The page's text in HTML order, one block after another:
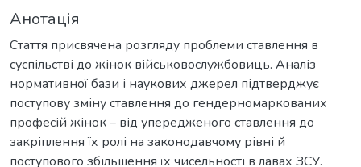
Анотація
Стаття присвячена розгляду проблеми ставлення в
суспільстві до жінок військовослужбовиць. Аналіз
нормативної бази і наукових джерел підтверджує
поступову зміну ставлення до гендерномаркованих
професій жінок – від упередженого ставлення до
закріплення їх ролі на законодавчому рівні й
поступового збільшення їх чисельності в лавах ЗСУ.